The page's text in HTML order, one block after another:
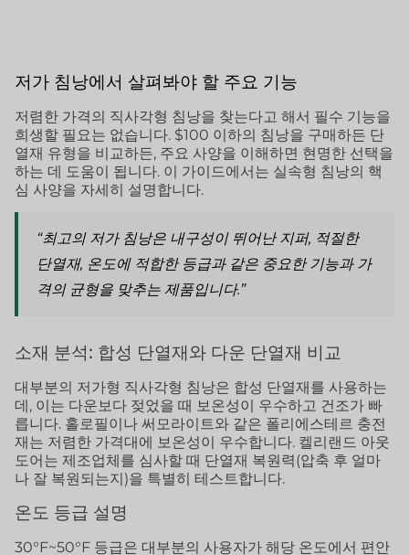
저가 침낭에서 살펴봐야 할 주요 기능
저렴한 가격의 직사각형 침낭을 찾는다고 해서 필수 기능을
희생할 필요는 없습니다. $100 이하의 침낭을 구매하든 단
열재 유형을 비교하든, 주요 사양을 이해하면 현명한 선택을
하는 데 도움이 됩니다. 이 가이드에서는 실속형 침낭의 핵
심 사양을 자세히 설명합니다.
“최고의 저가 침낭은 내구성이 뛰어난 지퍼, 적절한
단열재, 온도에 적합한 등급과 같은 중요한 기능과 가
격의 균형을 맞추는 제품입니다.”
소재 분석: 합성 단열재와 다운 단열재 비교
대부분의 저가형 직사각형 침낭은 합성 단열재를 사용하는
데, 이는 다운보다 젖었을 때 보온성이 우수하고 건조가 빠
릅니다. 홀로필이나 써모라이트와 같은 폴리에스테르 충전
재는 저렴한 가격대에 보온성이 우수합니다. 켈리랜드 아웃
도어는 제조업체를 심사할 때 단열재 복원력(압축 후 얼마
나 잘 복원되는지)을 특별히 테스트합니다.
온도 등급 설명
30°F~50°F 등급은 대부분의 사용자가 해당 온도에서 편안